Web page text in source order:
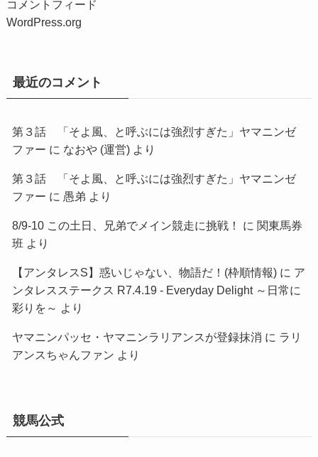
コメントフィード
WordPress.org
最近のコメント
第３話 「そよ風、と呼ぶには強烈すぎた」ヤマニンゼ
ファー に なおや (運営)より
第３話 「そよ風、と呼ぶには強烈すぎた」ヤマニンゼ
ファー に 愚弟 より
8/9-10 この土日、兄弟でメイン競走に挑戦！ に 関東馬券
班 より
【アンタレスS】惑いじゃない、物語だ！(枠順情報)に ア
ンタレスステークス R7.4.19 - Everyday Delight ～日常に
彩りを～ より
ヤマニンパッセ・ヤマニンラリアンスが登録抹消 に ラリ
アンスちゃんファン より
競馬公式